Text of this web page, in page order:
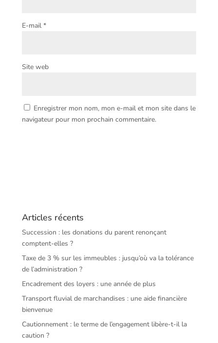
E-mail *
Site web
Enregistrer mon nom, mon e-mail et mon site dans le
navigateur pour mon prochain commentaire.
Articles récents
Succession : les donations du parent renonçant
comptent-elles ?
Taxe de 3 % sur les immeubles : jusqu’où va la tolérance
de l’administration ?
Encadrement des loyers : une année de plus
Transport fluvial de marchandises : une aide financière
bienvenue
Cautionnement : le terme de l’engagement libère-t-il la
caution ?